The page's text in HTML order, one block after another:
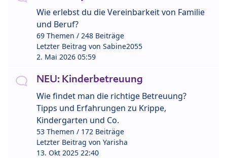
Wie erlebst du die Vereinbarkeit von Familie
und Beruf?
69 Themen / 248 Beiträge
Letzter Beitrag von Sabine2055
2. Mai 2026 05:59
NEU: Kinderbetreuung
Wie findet man die richtige Betreuung?
Tipps und Erfahrungen zu Krippe,
Kindergarten und Co.
53 Themen / 172 Beiträge
Letzter Beitrag von Yarisha
13. Okt 2025 22:40